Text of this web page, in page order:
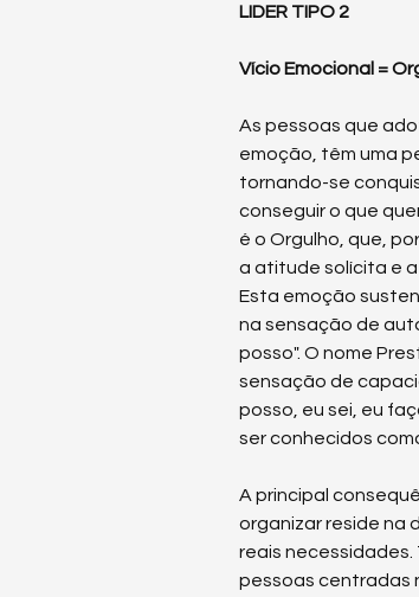
LIDER TIPO 2
Vício Emocional =
As pessoas que
emoção, têm uma
tornando-se
conseguir o que
é o Orgulho, que,
a atitude solícita e
Esta emoção
na sensação de
posso". O nome
sensação de
posso, eu sei, eu
ser conhecidos
A principal
organizar reside na
reais
pessoas centradas